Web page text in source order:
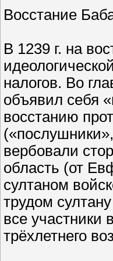
Восстание
В 1239 г. на
налогов. Во
объявил себя
восстанию
вербовали
область (от
султаном
трудом
все участники
трёхлетнего